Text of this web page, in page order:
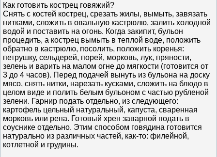
Как готовить кострец говяжий?
Снять c костей кострец, срезать жилы, вымыть, завязать
нитками, сложить в овальную кастрюлю, залить холодной
водой и поставить на огонь. Когда закипит, бульон
процедить, a кострец вымыть в теплой воде, положить
обратно в кастрюлю, посолить, положить коренья:
петрушку, сельдерей, порей, морковь, лук, пряности,
зелень и варить на малом огне до мягкости (готовится от
3 до 4 часов). Перед подачей вынуть из бульона на доску
мясо, снять нитки, нарезать кусками, сложить на блюдо в
целом виде и полить белым бульоном c частью рубленой
зелени. Гарнир подать отдельно, из следующего:
картофель цельный натуральный, капуста, сваренная
морковь или репа. Готовый хрен заварной подать в
соуснике отдельно. Этим способом говядина готовится
натурально из различных частей, как-то: филейной,
котлетной и грудины.